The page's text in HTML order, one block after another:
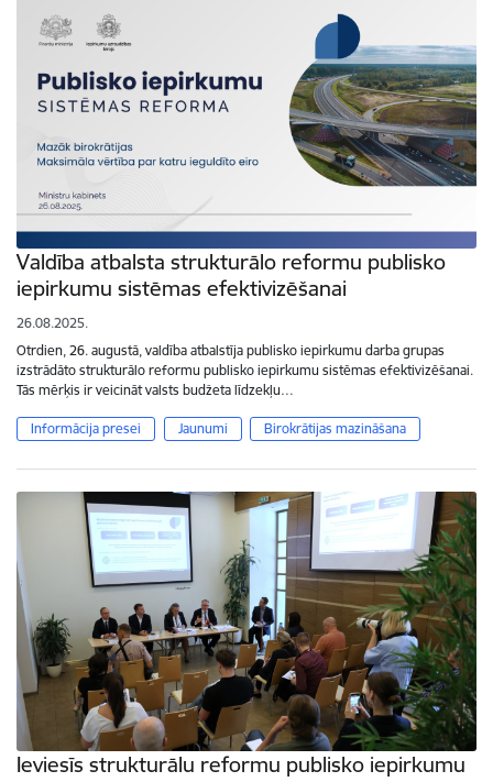
Valdība atbalsta strukturālo reformu publisko
iepirkumu sistēmas efektivizēšanai
26.08.2025.
Otrdien, 26. augustā, valdība atbalstīja publisko iepirkumu darba grupas
izstrādāto strukturālo reformu publisko iepirkumu sistēmas efektivizēšanai.
Tās mērķis ir veicināt valsts budžeta līdzekļu…
Informācija presei Jaunumi Birokrātijas mazināšana
Ieviesīs strukturālu reformu publisko iepirkumu